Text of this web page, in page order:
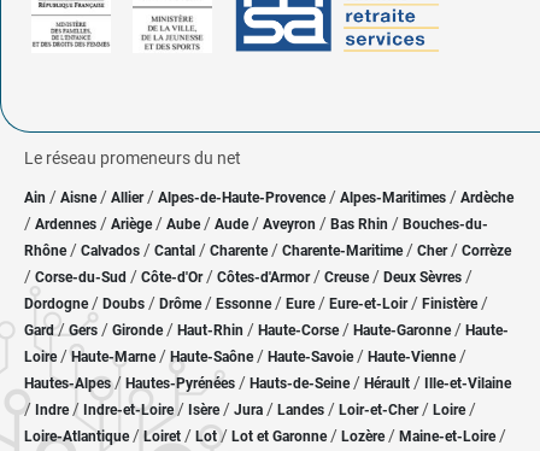
Le réseau promeneurs du net
Ain / Aisne/ Allier/ Alpes-de-Haute-Provence / Alpes-Maritimes / Ardèche
/ Ardennes / Ariège/ Aube/ Aude / Aveyron / Bas Rhin / Bouches-du-
Rhône/ Calvados / Cantal / Charente / Charente-Maritime/ Cher / Corrèze
/ Corse-du-Sud / Côte-d'Or / Côtes-d'Armor/ Creuse/ Deux Sèvres /
Dordogne/ Doubs / Drôme/ Essonne / Eure/ Eure-et-Loir / Finistère/
Gard/Gers / Gironde/ Haut-Rhin / Haute-Corse/ Haute-Garonne/ Haute-
Loire/Haute-Marne/ Haute-Saône/ Haute-Savoie/ Haute-Vienne/
Hautes-Alpes/ Hautes-Pyrénées / Hauts-de-Seine/ Hérault / Ille-et-Vilaine
/ Indre/ Indre-et-Loire/ Isère/ Jura / Landes / Loir-et-Cher/ Loire/
Loire-Atlantique/ Loiret / Lot/ Lot et Garonne/ Lozère / Maine-et-Loire/